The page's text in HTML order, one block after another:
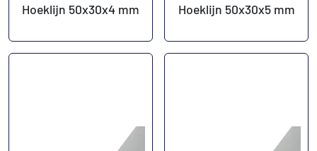
Hoeklijn 50x30x4 mm
Hoeklijn 50x30x5 mm